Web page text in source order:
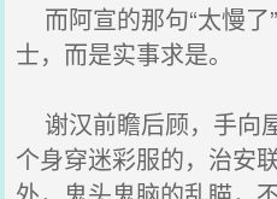
而阿宣的那句“太慢了
士，而是实事求是。
谢汉前瞻后顾，手向
个身穿迷彩服的，治安